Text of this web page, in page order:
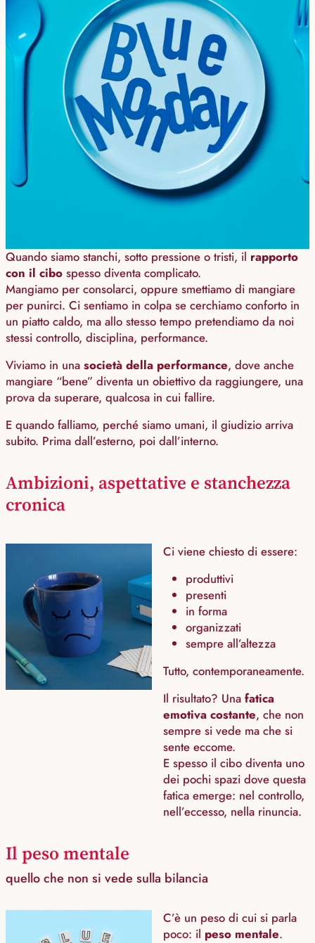
Quando siamo stanchi, sotto pressione o tristi, il rapporto
con il cibo spesso diventa complicato.
Mangiamo per consolarci, oppure smettiamo di mangiare
per punirci. Ci sentiamo in colpa se cerchiamo conforto in
un piatto caldo, ma allo stesso tempo pretendiamo da noi
stessi controllo, disciplina, performance.
Viviamo in una società della performance, dove anche
mangiare “bene” diventa un obiettivo da raggiungere, una
prova da superare, qualcosa in cui fallire.
E quando falliamo, perché siamo umani, il giudizio arriva
subito. Prima dall’esterno, poi dall’interno.
Ambizioni, aspettative e stanchezza
cronica
Ci viene chiesto di essere:
produttivi
presenti
in forma
organizzati
sempre all’altezza
Tutto, contemporaneamente.
Il risultato? Una fatica
emotiva costante, che non
sempre si vede ma che si
sente eccome.
E spesso il cibo diventa uno
dei pochi spazi dove questa
fatica emerge: nel controllo,
nell’eccesso, nella rinuncia.
Il peso mentale
quello che non si vede sulla bilancia
C’è un peso di cui si parla
poco: il peso mentale.